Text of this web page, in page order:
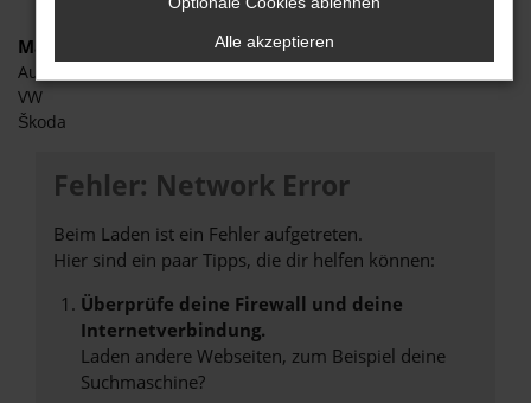
Marken
Audi
VW
Škoda
Fehler: Network Error
Beim Laden ist ein Fehler aufgetreten.
Hier sind ein paar Tipps, die dir helfen können:
Überprüfe deine Firewall und deine
Internetverbindung.
Laden andere Webseiten, zum Beispiel deine
Suchmaschine?
Alle akzeptieren